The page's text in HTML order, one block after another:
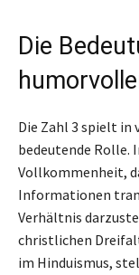
Die
Die Zahl 3 spielt in
bedeutende Rolle.
Vollkommenheit,
Informationen
Verhältnis
christlichen
im Hinduismus,